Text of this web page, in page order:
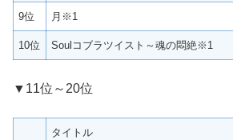
9位 月※1
10位 Soulコブラツイスト～魂の悶絶※1
▼11位～20位
タイトル